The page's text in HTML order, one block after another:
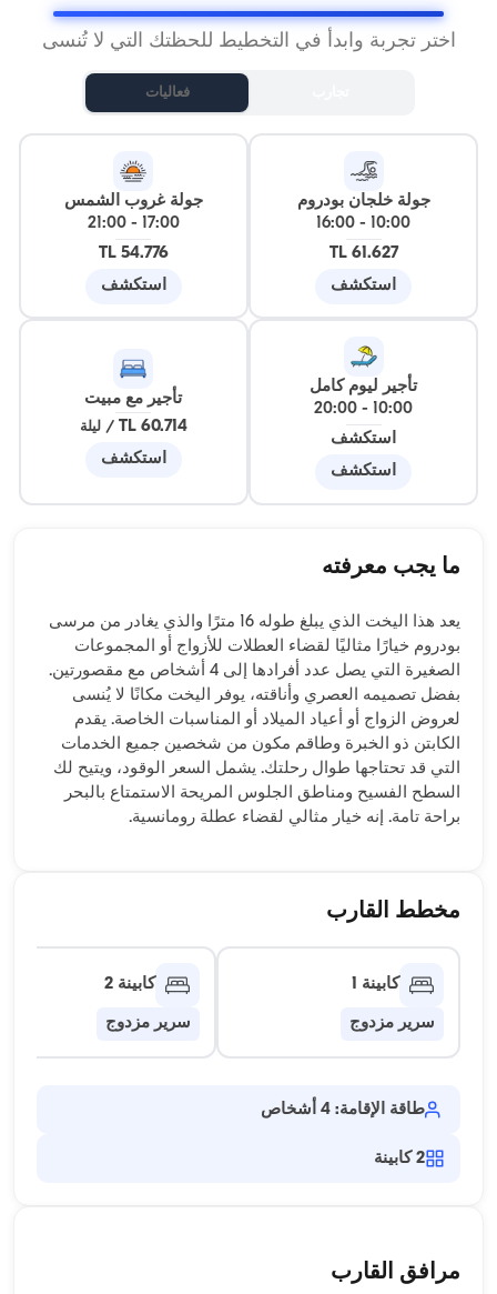
اختر تجربة وابدأ في التخطيط للحظتك التي لا تُنسى
فعاليات
جولة خلجان بودروم
10:00
-
16:00
61.627 TL
استكشف
جولة غروب الشمس
17:00
-
21:00
54.776 TL
استكشف
تأجير ليوم كامل
10:00
-
20:00
استكشف
استكشف
تأجير مع مبيت
60.714 TL
/ليلة
استكشف
ما يجب معرفته
يعد هذا اليخت الذي يبلغ طوله 16 مترًا والذي يغادر من مرسى
بودروم خيارًا مثاليًا لقضاء العطلات للأزواج أو المجموعات
الصغيرة التي يصل عدد أفرادها إلى 4 أشخاص مع مقصورتين.
بفضل تصميمه العصري وأناقته، يوفر اليخت مكانًا لا يُنسى
لعروض الزواج أو أعياد الميلاد أو المناسبات الخاصة. يقدم
الكابتن ذو الخبرة وطاقم مكون من شخصين جميع الخدمات
التي قد تحتاجها طوال رحلتك. يشمل السعر الوقود، ويتيح لك
السطح الفسيح ومناطق الجلوس المريحة الاستمتاع بالبحر
براحة تامة. إنه خيار مثالي لقضاء عطلة رومانسية.
مخطط القارب
كابينة 1
سرير مزدوج
كابينة 2
سرير مزدوج
طاقة الإقامة: 4 أشخاص
2 كابينة
مرافق القارب